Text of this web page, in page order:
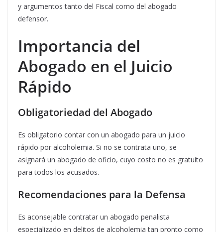
y argumentos tanto del Fiscal como del abogado
defensor.
Importancia del
Abogado en el Juicio
Rápido
Obligatoriedad del Abogado
Es obligatorio contar con un abogado para un juicio
rápido por alcoholemia. Si no se contrata uno, se
asignará un abogado de oficio, cuyo costo no es gratuito
para todos los acusados.
Recomendaciones para la Defensa
Es aconsejable contratar un abogado penalista
especializado en delitos de alcoholemia tan pronto como